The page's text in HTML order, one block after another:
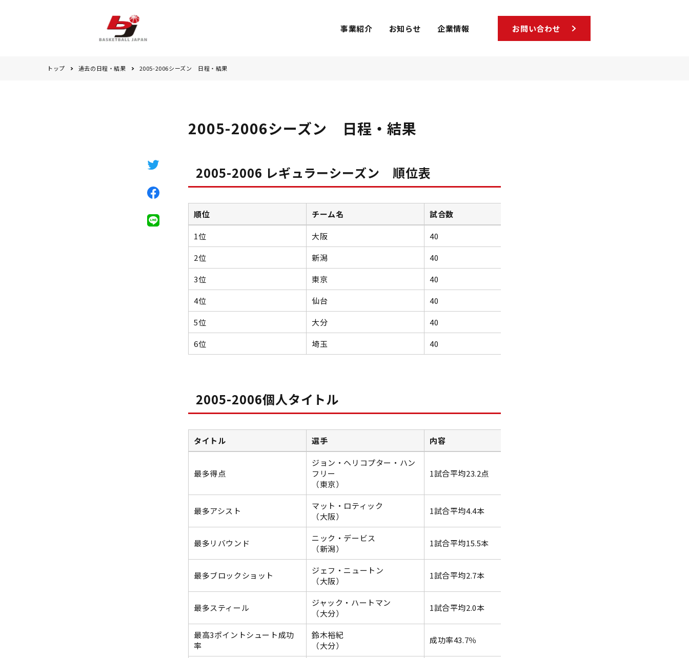
事業紹介 お知らせ 企業情報 お問い合わせ
トップ 過去の日程・結果 2005-2006シーズン 日程・結果
2005-2006シーズン 日程・結果
2005-2006 レギュラーシーズン 順位表
順位 チーム名 試合数
1位 大阪 40
2位
新潟 40
3位
東京 40
4位
仙台 40
5位
大分 40
6位
埼玉 40
2005-2006個人タイトル
タイトル 選手 内容
最多得点
ジョン・ヘリコプター・ハン
フリー
（東京）
1試合平均23.2点
最多アシスト
マット・ロティック
（大阪）
1試合平均4.4本
最多リバウンド
ニック・デービス
（新潟）
1試合平均15.5本
最多ブロックショット
ジェフ・ニュートン
（大阪）
1試合平均2.7本
最多スティール
ジャック・ハートマン
（大分）
1試合平均2.0本
最高3ポイントシュート成功
率
鈴木裕紀
（大分）
成功率43.7％